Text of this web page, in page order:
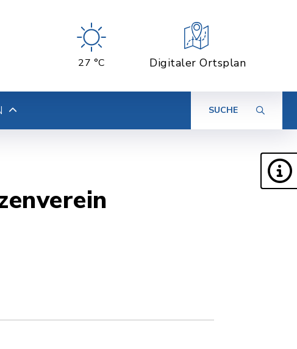
27 °C Digitaler Ortsplan
SUCHE